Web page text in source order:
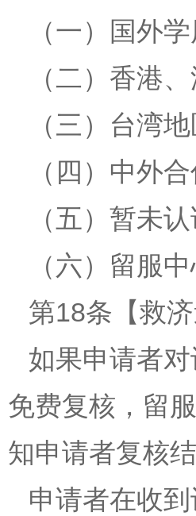
（一）国外
（二）香港
（三）台湾
（四）中外
（五）暂未
（六）留服
第18条【救济
如果申请者
免费复核，留
知申请者复核
申请者在收